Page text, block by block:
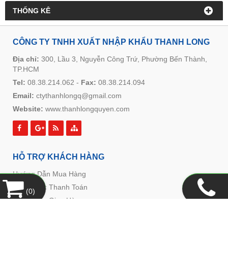
THỐNG KÊ
CÔNG TY TNHH XUẤT NHẬP KHẨU THANH LONG
Địa chỉ: 300, Lầu 3, Nguyễn Công Trứ, Phường Bến Thành,
TP.HCM
Tel: 08.38.214.062 - Fax: 08.38.214.094
Email: ctythanhlongq@gmail.com
Website: www.thanhlongquyen.com
HỖ TRỢ KHÁCH HÀNG
Hướng Dẫn Mua Hàng
Hình Thức Thanh Toán
Hình Thức Giao Hàng
(0)